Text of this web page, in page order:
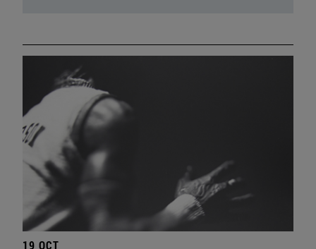
19 OCT